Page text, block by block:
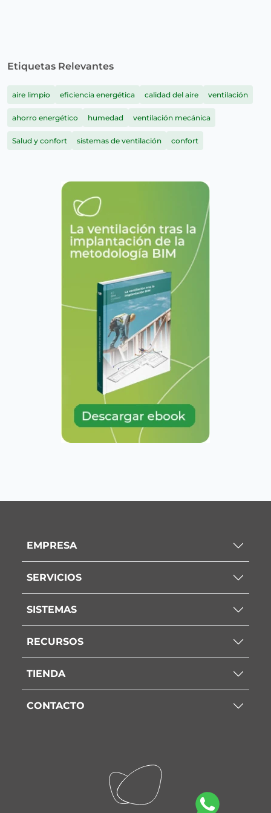
Etiquetas Relevantes
aire limpio eficiencia energética calidad del aire ventilación
ahorro energético humedad ventilación mecánica
Salud y confort sistemas de ventilación confort
EMPRESA
SERVICIOS
SISTEMAS
RECURSOS
TIENDA
CONTACTO